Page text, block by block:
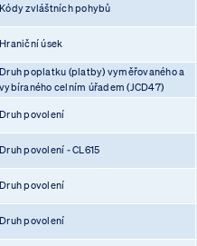
Kódy zvláštních pohybů
Hraniční úsek
Druh poplatku (platby) vyměřovaného a
vybíraného celním úřadem (JCD47)
Druh povolení
Druh povolení - CL615
Druh povolení
Druh povolení